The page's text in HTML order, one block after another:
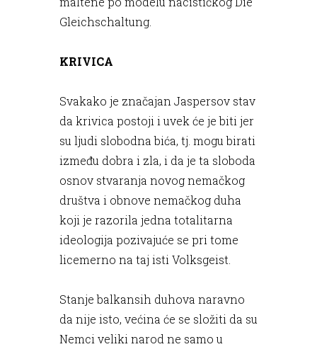
Gleichschaltung.
KRIVICA
Svakako je značajan Jaspersov stav
da krivica postoji i uvek će je biti jer
su ljudi slobodna bića, tj. mogu birati
između dobra i zla, i da je ta sloboda
osnov stvaranja novog nemačkog
društva i obnove nemačkog duha
koji je razorila jedna totalitarna
ideologija pozivajuće se pri tome
licemerno na taj isti Volksgeist.
Stanje balkansih duhova naravno
da nije isto, većina će se složiti da su
Nemci veliki narod ne samo u